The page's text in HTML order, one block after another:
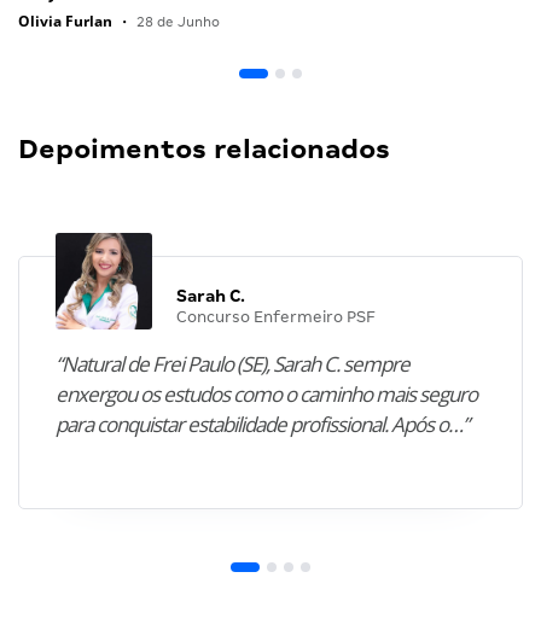
Olivia Furlan • 28 de Junho
Depoimentos relacionados
Sarah C.
Concurso Enfermeiro PSF
“Natural de Frei Paulo (SE), Sarah C. sempre
enxergou os estudos como o caminho mais seguro
para conquistar estabilidade profissional. Após o…”